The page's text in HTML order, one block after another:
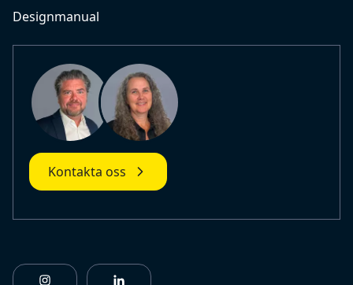
Designmanual
Kontakta oss